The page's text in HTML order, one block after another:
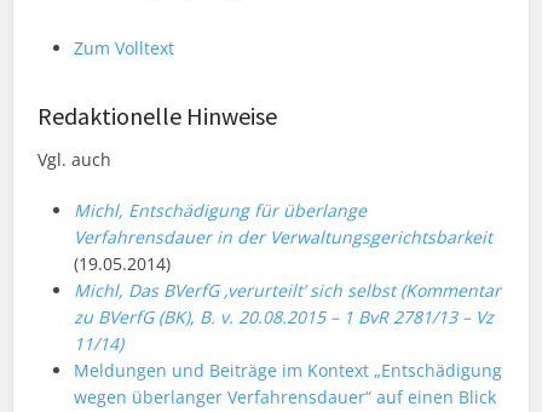
Zum Volltext
Redaktionelle Hinweise
Vgl. auch
Michl, Entschädigung für überlange
Verfahrensdauer in der Verwaltungsgerichtsbarkeit
(19.05.2014)
Michl, Das BVerfG ‚verurteilt’ sich selbst (Kommentar
zu BVerfG (BK), B. v. 20.08.2015 – 1 BvR 2781/13 – Vz
11/14)
Meldungen und Beiträge im Kontext „Entschädigung
wegen überlanger Verfahrensdauer“ auf einen Blick